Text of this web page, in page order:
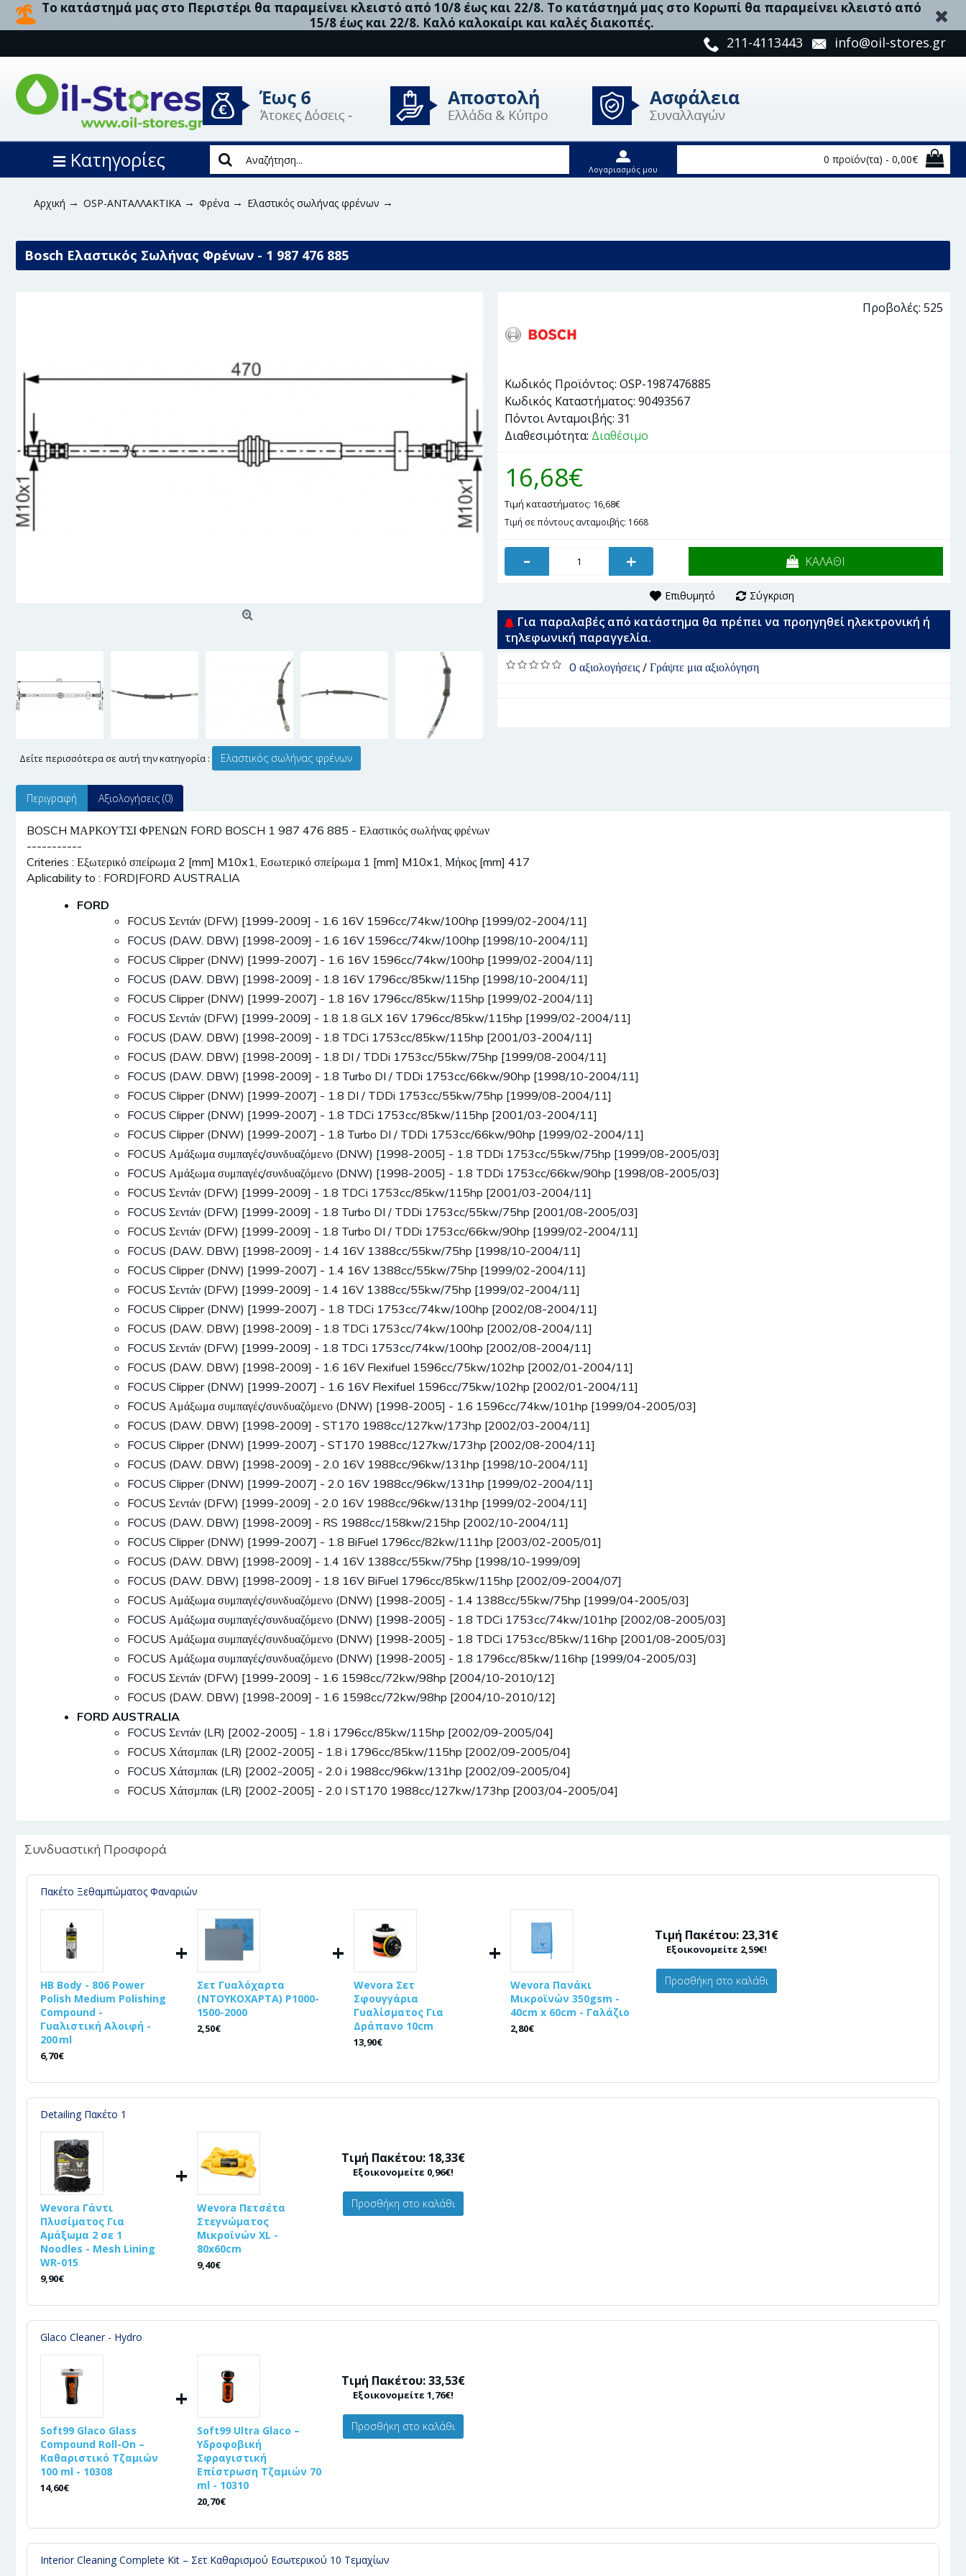
Το κατάστημά μας στο Περιστέρι θα παραμείνει κλειστό από 10/8 έως και 22/8. Το κατάστημά μας στο Κορωπί θα παραμείνει κλειστό από
15/8 έως και 22/8. Καλό καλοκαίρι και καλές διακοπές.
211-4113443 info@oil-stores.gr
Κατηγορίες Λογαριασμός μου
0 προϊόν(τα) - 0,00€
Αρχική OSP-ΑΝΤΑΛΛΑΚΤΙΚΑ Φρένα Ελαστικός σωλήνας φρένων
Bosch Ελαστικός Σωλήνας Φρένων - 1 987 476 885
Δείτε περισσότερα σε αυτή την κατηγορία : Ελαστικός σωλήνας φρένων
Προβολές: 525
Κωδικός Προϊόντος: OSP-1987476885
Κωδικός Καταστήματος: 90493567
Πόντοι Ανταμοιβής: 31
Διαθεσιμότητα: Διαθέσιμο
16,68€
Τιμή καταστήματος: 16,68€
Τιμή σε πόντους ανταμοιβής: 1668
- + ΚΑΛΑΘΙ
Επιθυμητό Σύγκριση
Για παραλαβές από κατάστημα θα πρέπει να προηγηθεί ηλεκτρονική ή
τηλεφωνική παραγγελία.
0 αξιολογήσεις/ Γράψτε μια αξιολόγηση
Περιγραφή Αξιολογήσεις (0)
BOSCH ΜΑΡΚΟΥΤΣΙ ΦΡΕΝΩΝ FORD BOSCH 1 987 476 885 - Ελαστικός σωλήνας φρένων
-----------
Criteries : Εξωτερικό σπείρωμα 2 [mm] M10x1, Εσωτερικό σπείρωμα 1 [mm] M10x1, Μήκος [mm] 417
Aplicability to : FORD|FORD AUSTRALIA
FORD
FOCUS Σεντάν (DFW) [1999-2009] - 1.6 16V 1596cc/74kw/100hp [1999/02-2004/11]
FOCUS (DAW. DBW) [1998-2009] - 1.6 16V 1596cc/74kw/100hp [1998/10-2004/11]
FOCUS Clipper (DNW) [1999-2007] - 1.6 16V 1596cc/74kw/100hp [1999/02-2004/11]
FOCUS (DAW. DBW) [1998-2009] - 1.8 16V 1796cc/85kw/115hp [1998/10-2004/11]
FOCUS Clipper (DNW) [1999-2007] - 1.8 16V 1796cc/85kw/115hp [1999/02-2004/11]
FOCUS Σεντάν (DFW) [1999-2009] - 1.8 1.8 GLX 16V 1796cc/85kw/115hp [1999/02-2004/11]
FOCUS (DAW. DBW) [1998-2009] - 1.8 TDCi 1753cc/85kw/115hp [2001/03-2004/11]
FOCUS (DAW. DBW) [1998-2009] - 1.8 DI / TDDi 1753cc/55kw/75hp [1999/08-2004/11]
FOCUS (DAW. DBW) [1998-2009] - 1.8 Turbo DI / TDDi 1753cc/66kw/90hp [1998/10-2004/11]
FOCUS Clipper (DNW) [1999-2007] - 1.8 DI / TDDi 1753cc/55kw/75hp [1999/08-2004/11]
FOCUS Clipper (DNW) [1999-2007] - 1.8 TDCi 1753cc/85kw/115hp [2001/03-2004/11]
FOCUS Clipper (DNW) [1999-2007] - 1.8 Turbo DI / TDDi 1753cc/66kw/90hp [1999/02-2004/11]
FOCUS Αμάξωμα συμπαγές/συνδυαζόμενο (DNW) [1998-2005] - 1.8 TDDi 1753cc/55kw/75hp [1999/08-2005/03]
FOCUS Αμάξωμα συμπαγές/συνδυαζόμενο (DNW) [1998-2005] - 1.8 TDDi 1753cc/66kw/90hp [1998/08-2005/03]
FOCUS Σεντάν (DFW) [1999-2009] - 1.8 TDCi 1753cc/85kw/115hp [2001/03-2004/11]
FOCUS Σεντάν (DFW) [1999-2009] - 1.8 Turbo DI / TDDi 1753cc/55kw/75hp [2001/08-2005/03]
FOCUS Σεντάν (DFW) [1999-2009] - 1.8 Turbo DI / TDDi 1753cc/66kw/90hp [1999/02-2004/11]
FOCUS (DAW. DBW) [1998-2009] - 1.4 16V 1388cc/55kw/75hp [1998/10-2004/11]
FOCUS Clipper (DNW) [1999-2007] - 1.4 16V 1388cc/55kw/75hp [1999/02-2004/11]
FOCUS Σεντάν (DFW) [1999-2009] - 1.4 16V 1388cc/55kw/75hp [1999/02-2004/11]
FOCUS Clipper (DNW) [1999-2007] - 1.8 TDCi 1753cc/74kw/100hp [2002/08-2004/11]
FOCUS (DAW. DBW) [1998-2009] - 1.8 TDCi 1753cc/74kw/100hp [2002/08-2004/11]
FOCUS Σεντάν (DFW) [1999-2009] - 1.8 TDCi 1753cc/74kw/100hp [2002/08-2004/11]
FOCUS (DAW. DBW) [1998-2009] - 1.6 16V Flexifuel 1596cc/75kw/102hp [2002/01-2004/11]
FOCUS Clipper (DNW) [1999-2007] - 1.6 16V Flexifuel 1596cc/75kw/102hp [2002/01-2004/11]
FOCUS Αμάξωμα συμπαγές/συνδυαζόμενο (DNW) [1998-2005] - 1.6 1596cc/74kw/101hp [1999/04-2005/03]
FOCUS (DAW. DBW) [1998-2009] - ST170 1988cc/127kw/173hp [2002/03-2004/11]
FOCUS Clipper (DNW) [1999-2007] - ST170 1988cc/127kw/173hp [2002/08-2004/11]
FOCUS (DAW. DBW) [1998-2009] - 2.0 16V 1988cc/96kw/131hp [1998/10-2004/11]
FOCUS Clipper (DNW) [1999-2007] - 2.0 16V 1988cc/96kw/131hp [1999/02-2004/11]
FOCUS Σεντάν (DFW) [1999-2009] - 2.0 16V 1988cc/96kw/131hp [1999/02-2004/11]
FOCUS (DAW. DBW) [1998-2009] - RS 1988cc/158kw/215hp [2002/10-2004/11]
FOCUS Clipper (DNW) [1999-2007] - 1.8 BiFuel 1796cc/82kw/111hp [2003/02-2005/01]
FOCUS (DAW. DBW) [1998-2009] - 1.4 16V 1388cc/55kw/75hp [1998/10-1999/09]
FOCUS (DAW. DBW) [1998-2009] - 1.8 16V BiFuel 1796cc/85kw/115hp [2002/09-2004/07]
FOCUS Αμάξωμα συμπαγές/συνδυαζόμενο (DNW) [1998-2005] - 1.4 1388cc/55kw/75hp [1999/04-2005/03]
FOCUS Αμάξωμα συμπαγές/συνδυαζόμενο (DNW) [1998-2005] - 1.8 TDCi 1753cc/74kw/101hp [2002/08-2005/03]
FOCUS Αμάξωμα συμπαγές/συνδυαζόμενο (DNW) [1998-2005] - 1.8 TDCi 1753cc/85kw/116hp [2001/08-2005/03]
FOCUS Αμάξωμα συμπαγές/συνδυαζόμενο (DNW) [1998-2005] - 1.8 1796cc/85kw/116hp [1999/04-2005/03]
FOCUS Σεντάν (DFW) [1999-2009] - 1.6 1598cc/72kw/98hp [2004/10-2010/12]
FOCUS (DAW. DBW) [1998-2009] - 1.6 1598cc/72kw/98hp [2004/10-2010/12]
FORD AUSTRALIA
FOCUS Σεντάν (LR) [2002-2005] - 1.8 i 1796cc/85kw/115hp [2002/09-2005/04]
FOCUS Χάτσμπακ (LR) [2002-2005] - 1.8 i 1796cc/85kw/115hp [2002/09-2005/04]
FOCUS Χάτσμπακ (LR) [2002-2005] - 2.0 i 1988cc/96kw/131hp [2002/09-2005/04]
FOCUS Χάτσμπακ (LR) [2002-2005] - 2.0 I ST170 1988cc/127kw/173hp [2003/04-2005/04]
Συνδυαστική Προσφορά
Πακέτο Ξεθαμπώματος Φαναριών
HB Body - 806 Power
Polish Medium Polishing
Compound -
Γυαλιστική Αλοιφή -
200 ml
6,70€
+
Σετ Γυαλόχαρτα
(ΝΤΟΥΚΟΧΑΡΤΑ) P1000-
1500-2000
2,50€
+
Wevora Σετ
Σφουγγάρια
Γυαλίσματος Για
Δράπανο 10cm
13,90€
+
Wevora Πανάκι
Μικροϊνών 350gsm -
40cm x 60cm - Γαλάζιο
2,80€
Τιμή Πακέτου: 23,31€
Εξοικονομείτε 2,59€!
Προσθήκη στο καλάθι
Detailing Πακέτο 1
Wevora Γάντι
Πλυσίματος Για
Αμάξωμα 2 σε 1
Noodles - Mesh Lining
WR-015
9,90€
+
Wevora Πετσέτα
Στεγνώματος
Μικροϊνών XL -
80x60cm
9,40€
Τιμή Πακέτου: 18,33€
Εξοικονομείτε 0,96€!
Προσθήκη στο καλάθι
Glaco Cleaner - Hydro
Soft99 Glaco Glass
Compound Roll-On –
Καθαριστικό Τζαμιών
100 ml - 10308
14,60€
+
Soft99 Ultra Glaco –
Υδροφοβική
Σφραγιστική
Επίστρωση Τζαμιών 70
ml - 10310
20,70€
Τιμή Πακέτου: 33,53€
Εξοικονομείτε 1,76€!
Προσθήκη στο καλάθι
Interior Cleaning Complete Kit – Σετ Καθαρισμού Εσωτερικού 10 Τεμαχίων